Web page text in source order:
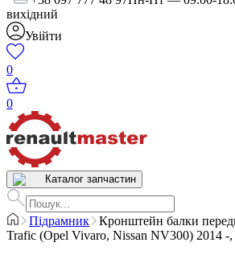
вихідний
Увійти
0
0
Каталог запчастин
Підрамник
Кронштейн балки
Trafic (Opel Vivaro, Nissan NV300) 2014 -